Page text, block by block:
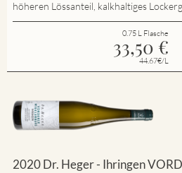
höheren Lössanteil, kalkhaltiges
0.75 L Flasche
33,50 €
44.67€/L
2020 Dr. Heger - Ihringen